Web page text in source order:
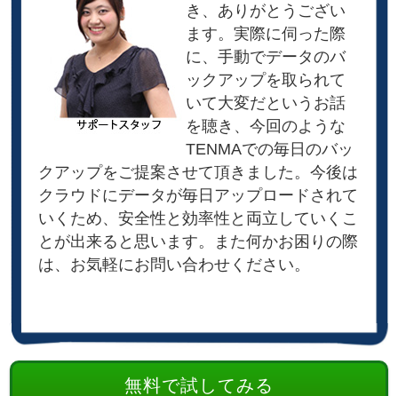
き、ありがとうござい
ます。実際に伺った際
に、手動でデータのバ
ックアップを取られて
いて大変だというお話
を聴き、今回のような
TENMAでの毎日のバッ
クアップをご提案させて頂きました。今後は
クラウドにデータが毎日アップロードされて
いくため、安全性と効率性と両立していくこ
とが出来ると思います。また何かお困りの際
は、お気軽にお問い合わせください。
無料で試してみる